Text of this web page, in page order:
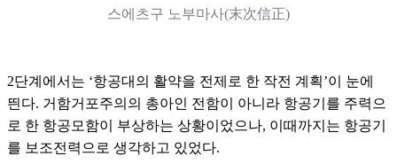
스에츠구 노부마사(末次信正)
2단계에서는 ‘항공대의 활약을 전제로 한 작전 계획’이 눈에
띈다. 거함거포주의의 총아인 전함이 아니라 항공기를 주력으
로 한 항공모함이 부상하는 상황이었으나, 이때까지는 항공기
를 보조전력으로 생각하고 있었다.